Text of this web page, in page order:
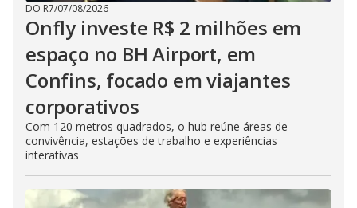
DO R7/07/08/2026
Onfly investe R$ 2 milhões em
espaço no BH Airport, em
Confins, focado em viajantes
corporativos
Com 120 metros quadrados, o hub reúne áreas de
convivência, estações de trabalho e experiências
interativas